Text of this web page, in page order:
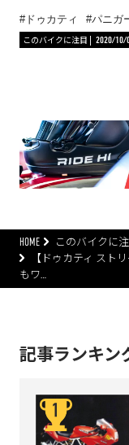
ドゥカティ パニガ
このバイクに注目
2020/10/
HOME
このバイクに注
【ドゥカティ スト
もワ…
記事ランキン